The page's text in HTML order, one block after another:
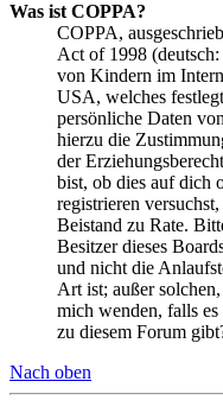
Was ist COPPA?
COPPA,
Act of 1998
von Kindern im
USA, welches
persönliche Daten
hierzu die
der
bist, ob dies auf dich
registrieren
Beistand zu Rate.
Besitzer dieses
und nicht die
Art ist; außer
mich wenden, falls
zu diesem Forum
Nach oben